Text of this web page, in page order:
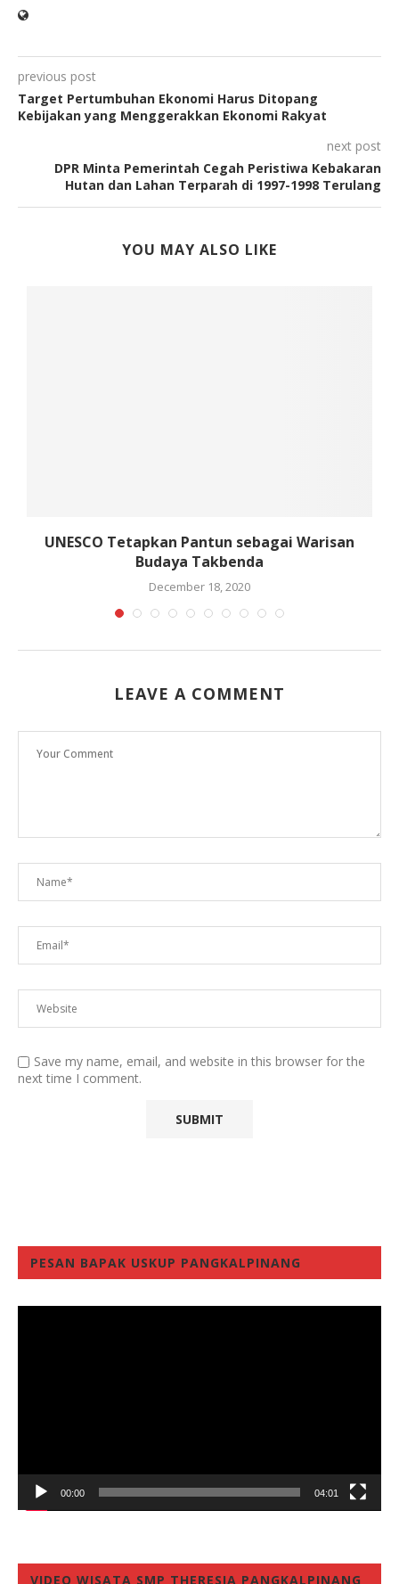
previous post
Target Pertumbuhan Ekonomi Harus Ditopang
Kebijakan yang Menggerakkan Ekonomi Rakyat
next post
DPR Minta Pemerintah Cegah Peristiwa Kebakaran
Hutan dan Lahan Terparah di 1997-1998 Terulang
YOU MAY ALSO LIKE
UNESCO Tetapkan Pantun sebagai Warisan
Budaya Takbenda
December 18, 2020
LEAVE A COMMENT
Save my name, email, and website in this browser for the
next time I comment.
PESAN BAPAK USKUP PANGKALPINANG
00:00 04:01
VIDEO WISATA SMP THERESIA PANGKALPINANG